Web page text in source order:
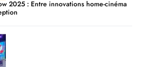
2025 : Entre innovations home-cinéma